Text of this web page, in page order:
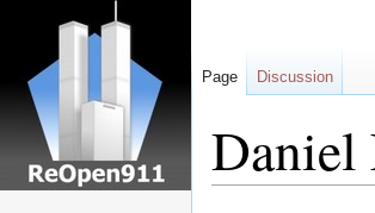
Daniel
Page Discussion